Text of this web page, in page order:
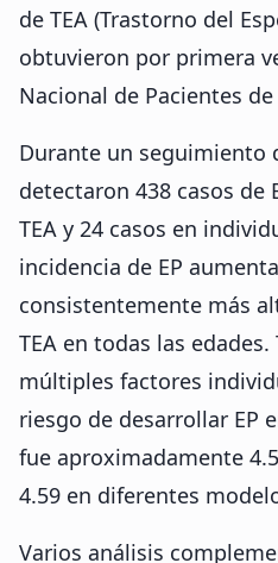
de TEA (Trastorno del
obtuvieron por primera
Nacional de Pacientes de
Durante un seguimiento
detectaron 438 casos de
TEA y 24 casos en
incidencia de EP
consistentemente más
TEA en todas las
múltiples factores
riesgo de desarrollar EP
fue aproximadamente
4.59 en diferentes
Varios análisis